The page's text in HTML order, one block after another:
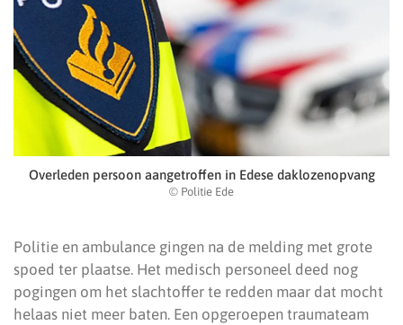
Overleden persoon aangetroffen in Edese daklozenopvang
© Politie Ede
Politie en ambulance gingen na de melding met grote
spoed ter plaatse. Het medisch personeel deed nog
pogingen om het slachtoffer te redden maar dat mocht
helaas niet meer baten. Een opgeroepen traumateam